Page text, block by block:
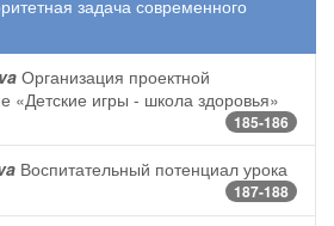
задача современного
Организация проектной
«Детские игры - школа здоровья»
185-186
Воспитательный потенциал урока
187-188